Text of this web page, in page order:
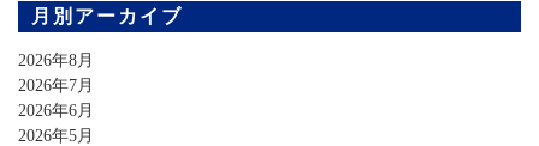
月別アーカイブ
2026年8月
2026年7月
2026年6月
2026年5月